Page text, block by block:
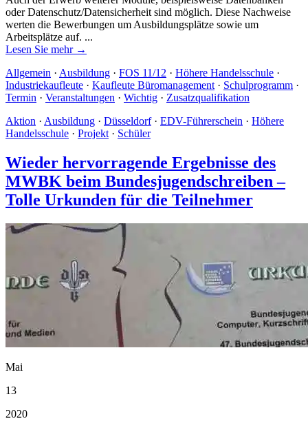
oder Datenschutz/Datensicherheit sind möglich. Diese Nachweise
werten die Bewerbungen um Ausbildungsplätze sowie um
Arbeitsplätze auf. ...
Lesen Sie mehr →
Allgemein · Ausbildung · FOS 11/12 · Höhere Handelsschule ·
Industriekaufleute · Kaufleute Büromanagement · Schulprogramm ·
Termin · Veranstaltungen · Wichtig · Zusatzqualifikation
Aktion · Ausbildung · Düsseldorf· EDV-Führerschein · Höhere
Handelsschule · Projekt · Schüler
Wieder hervorragende Ergebnisse des
MWBK beim Bundesjugendschreiben –
Tolle Urkunden für die Teilnehmer
Mai
13
2020